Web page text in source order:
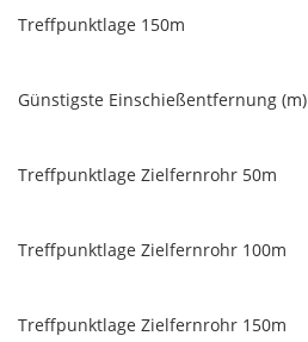
Treffpunktlage 150m
Günstigste Einschießentfernung (m)
Treffpunktlage Zielfernrohr 50m
Treffpunktlage Zielfernrohr 100m
Treffpunktlage Zielfernrohr 150m